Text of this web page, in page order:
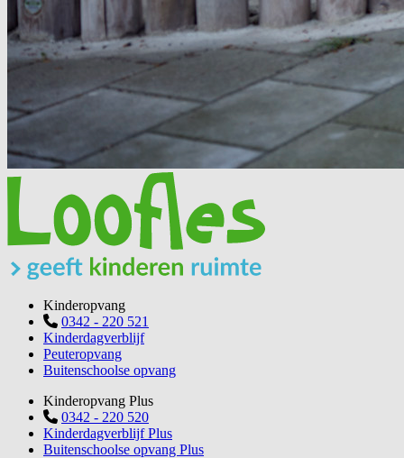
Kinderopvang
0342 - 220 521
Kinderdagverblijf
Peuteropvang
Buitenschoolse opvang
Kinderopvang Plus
0342 - 220 520
Kinderdagverblijf Plus
Buitenschoolse opvang Plus